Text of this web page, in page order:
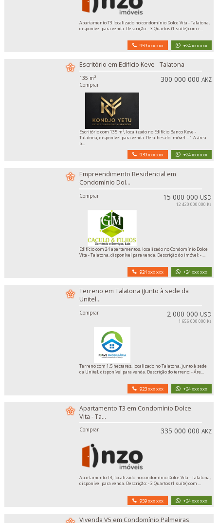
Apartamento T3 localizado no condomínio Dolce Vita - Talatona,
disponível para venda. Descrição: - 3 Quartos (1 suíte) com r...
959 xxx xxx +24 xxx xxx
Escritório em Edifício Keve - Talatona
135 m²
Comprar
300 000 000AKZ
Escritório com 135 m², localizado no Edifício Banco Keve -
Talatona, disponível para venda. Detalhes do imóvel: - 1 A área
b...
939 xxx xxx +24 xxx xxx
Empreendimento Residencial em
Condomínio Dol...
Comprar 15 000 000 USD
12 420 000 000 Kz
Edifício com 24 apartamentos, localizado no Condomínio Dolce
Vita - Talatona, disponível para venda. Descrição do imóvel: - ...
924 xxx xxx +24 xxx xxx
Terreno em Talatona (Junto à sede da
Unitel...
Comprar 2 000 000 USD
1 656 000 000 Kz
Terreno com 1,5 hectares, localizado no Talatona, junto à sede
da Unitel, disponível para venda. Descrição do terreno: - Áre...
923 xxx xxx +24 xxx xxx
Apartamento T3 em Condomínio Dolce
Vita - Ta...
Comprar 335 000 000AKZ
Apartamento T3, localizado no condomínio Dolce Vita - Talatona,
disponível para venda. Descrição: - 3 Quartos (1 suíte) com ...
959 xxx xxx +24 xxx xxx
Vivenda V5 em Condomínio Palmeiras